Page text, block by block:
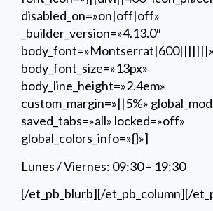
disabled_on=»on|off|off»
_builder_version=»4.13.0″
body_font=»Montserrat|600|||||||»
body_font_size=»13px»
body_line_height=»2.4em»
custom_margin=»||5%»
saved_tabs=»all» locked=»off»
global_colors_info=»{}»]
Lunes / Viernes: 09:30 – 19:30
[/et_pb_blurb][/et_pb_column][/